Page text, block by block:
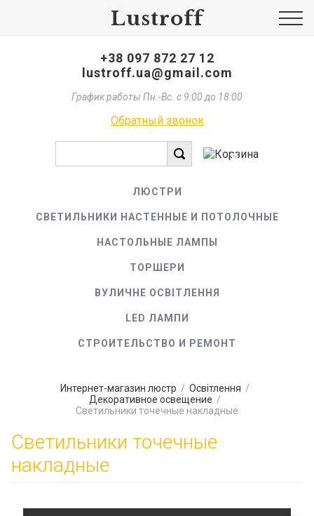
Lustroff
+38 097 872 27 12
lustroff.ua@gmail.com
График работы Пн.-Вс. с 9:00 до 18:00
Обратный звонок
0
ЛЮСТРИ
СВЕТИЛЬНИКИ НАСТЕННЫЕ И ПОТОЛОЧНЫЕ
НАСТОЛЬНЫЕ ЛАМПЫ
ТОРШЕРИ
ВУЛИЧНЕ ОСВІТЛЕННЯ
LED ЛАМПИ
СТРОИТЕЛЬСТВО И РЕМОНТ
Интернет-магазин люстр / Освітлення /
Декоративное освещение /
Светильники точечные накладные
Светильники точечные
накладные